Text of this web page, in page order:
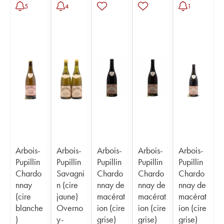
5
Arbois-
Pupillin
Chardo
nnay
(cire
blanche
)
4
Arbois-
Pupillin
Savagni
n (cire
jaune)
Overno
y-
Arbois-
Pupillin
Chardo
nnay de
macérat
ion (cire
grise)
Arbois-
Pupillin
Chardo
nnay de
macérat
ion (cire
grise)
1
Arbois-
Pupillin
Chardo
nnay de
macérat
ion (cire
grise)